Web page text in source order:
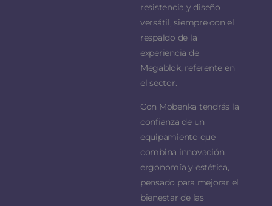
resistencia y diseño
versátil, siempre con el
respaldo de la
experiencia de
Megablok, referente en
el sector.
Con Mobenka tendrás la
confianza de un
equipamiento que
combina innovación,
ergonomía y estética,
pensado para mejorar el
bienestar de las